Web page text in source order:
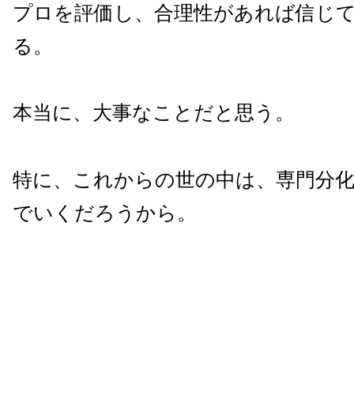
プロを評価し、合理性があれば信じ
る。
本当に、大事なことだと思う。
特に、これからの世の中は、専門分
でいくだろうから。